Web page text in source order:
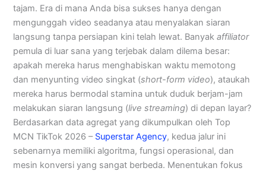
tajam. Era di mana Anda bisa sukses hanya dengan
mengunggah video seadanya atau menyalakan siaran
langsung tanpa persiapan kini telah lewat. Banyakaffiliator
pemula di luar sana yang terjebak dalam dilema besar:
apakah mereka harus menghabiskan waktu memotong
dan menyunting video singkat (short-form video), ataukah
mereka harus bermodal stamina untuk duduk berjam-jam
melakukan siaran langsung (live streaming) di depan layar?
Berdasarkan data agregat yang dikumpulkan oleh Top
MCN TikTok 2026 – Superstar Agency, kedua jalur ini
sebenarnya memiliki algoritma, fungsi operasional, dan
mesin konversi yang sangat berbeda. Menentukan fokus